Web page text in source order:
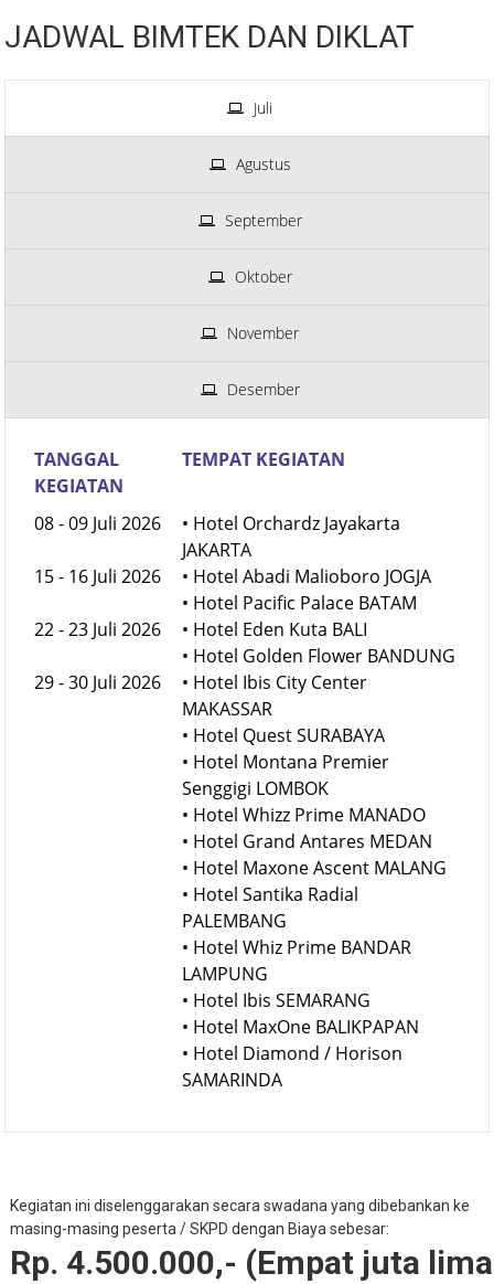
JADWAL BIMTEK DAN DIKLAT
Juli
Agustus
September
Oktober
November
Desember
TANGGAL
KEGIATAN
TEMPAT KEGIATAN
08 - 09 Juli 2026
15 - 16 Juli 2026
22 - 23 Juli 2026
29 - 30 Juli 2026
• Hotel Orchardz Jayakarta
JAKARTA
• Hotel Abadi Malioboro JOGJA
• Hotel Pacific Palace BATAM
• Hotel Eden Kuta BALI
• Hotel Golden Flower BANDUNG
• Hotel Ibis City Center
MAKASSAR
• Hotel Quest SURABAYA
• Hotel Montana Premier
Senggigi LOMBOK
• Hotel Whizz Prime MANADO
• Hotel Grand Antares MEDAN
• Hotel Maxone Ascent MALANG
• Hotel Santika Radial
PALEMBANG
• Hotel Whiz Prime BANDAR
LAMPUNG
• Hotel Ibis SEMARANG
• Hotel MaxOne BALIKPAPAN
• Hotel Diamond / Horison
SAMARINDA
Kegiatan ini diselenggarakan secara swadana yang dibebankan ke
masing-masing peserta / SKPD dengan Biaya sebesar:
Rp. 4.500.000,- (Empat juta lima